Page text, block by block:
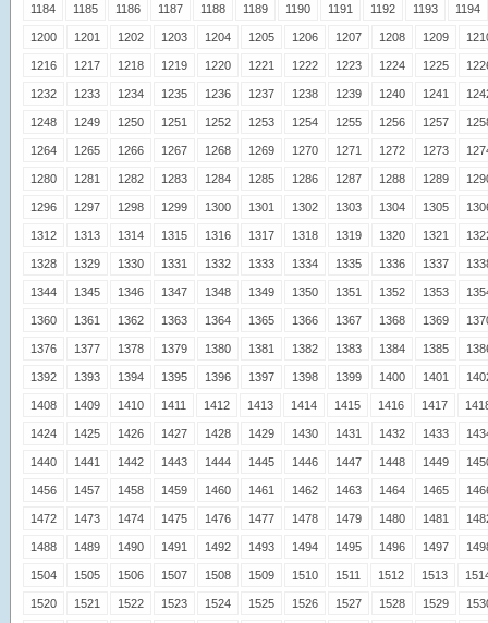
1184 1185 1186 1187 1188 1189 1190 1191 1192 1193 1194
1200 1201 1202 1203 1204 1205 1206 1207 1208 1209
1216 1217 1218 1219 1220 1221 1222 1223 1224 1225
1232 1233 1234 1235 1236 1237 1238 1239 1240 1241
1248 1249 1250 1251 1252 1253 1254 1255 1256 1257
1264 1265 1266 1267 1268 1269 1270 1271 1272 1273
1280 1281 1282 1283 1284 1285 1286 1287 1288 1289
1296 1297 1298 1299 1300 1301 1302 1303 1304 1305
1312 1313 1314 1315 1316 1317 1318 1319 1320 1321
1328 1329 1330 1331 1332 1333 1334 1335 1336 1337
1344 1345 1346 1347 1348 1349 1350 1351 1352 1353
1360 1361 1362 1363 1364 1365 1366 1367 1368 1369
1376 1377 1378 1379 1380 1381 1382 1383 1384 1385
1392 1393 1394 1395 1396 1397 1398 1399 1400 1401
1408 1409 1410 1411 1412 1413 1414 1415 1416 1417
1424 1425 1426 1427 1428 1429 1430 1431 1432 1433
1440 1441 1442 1443 1444 1445 1446 1447 1448 1449
1456 1457 1458 1459 1460 1461 1462 1463 1464 1465
1472 1473 1474 1475 1476 1477 1478 1479 1480 1481
1488 1489 1490 1491 1492 1493 1494 1495 1496 1497
1504 1505 1506 1507 1508 1509 1510 1511 1512 1513
1520 1521 1522 1523 1524 1525 1526 1527 1528 1529